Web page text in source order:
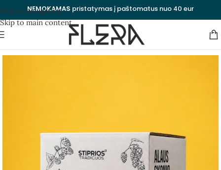
Skip to navigation
Skip to main content
NEMOKAMAS pristatymas į paštomatus nuo 40 eur